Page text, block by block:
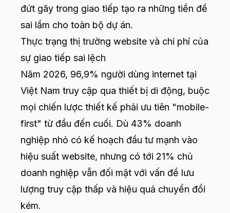
đứt gãy trong giao tiếp tạo ra những tiền đề
sai lầm cho toàn bộ dự án.
Thực trạng thị trường website và chi phí của
sự giao tiếp sai lệch
Năm 2026, 96,9% người dùng internet tại
Việt Nam truy cập qua thiết bị di động, buộc
mọi chiến lược thiết kế phải ưu tiên "mobile-
first" từ đầu đến cuối. Dù 43% doanh
nghiệp nhỏ có kế hoạch đầu tư mạnh vào
hiệu suất website, nhưng có tới 21% chủ
doanh nghiệp vẫn đối mặt với vấn đề lưu
lượng truy cập thấp và hiệu quả chuyển đổi
kém.